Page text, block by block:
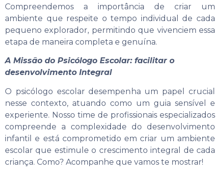
Compreendemos a importância de criar um
ambiente que respeite o tempo individual de cada
pequeno explorador, permitindo que vivenciem essa
etapa de maneira completa e genuína.
A Missão do Psicólogo Escolar: facilitar o
desenvolvimento Integral
O psicólogo escolar desempenha um papel crucial
nesse contexto, atuando como um guia sensível e
experiente. Nosso time de profissionais especializados
compreende a complexidade do desenvolvimento
infantil e está comprometido em criar um ambiente
escolar que estimule o crescimento integral de cada
criança. Como? Acompanhe que vamos te mostrar!